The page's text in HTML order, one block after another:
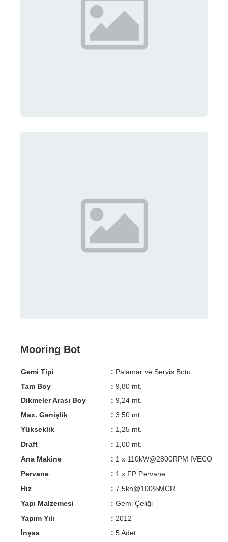
Mooring Bot
Gemi Tipi : Palamar ve Servis Botu
Tam Boy
: 9,80 mt.
Dikmeler Arası Boy
: 9,24 mt.
Max. Genişlik
: 3,50 mt.
Yükseklik
: 1,25 mt.
Draft
: 1,00 mt.
Ana Makine
: 1 x 110kW@2800RPM IVECO
Pervane
: 1 x FP Pervane
Hız
: 7,5kn@100%MCR
Yapı Malzemesi
: Gemi Çeliği
Yapım Yılı
: 2012
İnşaa
: 5 Adet